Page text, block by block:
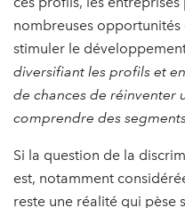
nombreuses
stimuler le
diversifiant les profils et
de chances de réinventer
comprendre des
Si la question de la
est, notamment
reste une réalité qui pèse